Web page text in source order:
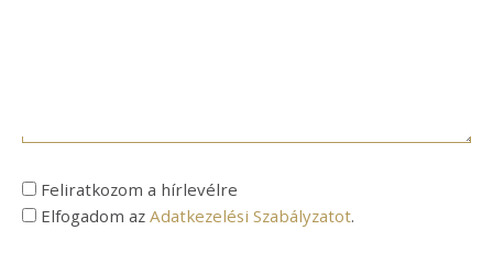
Feliratkozom a hírlevélre
Elfogadom az Adatkezelési Szabályzatot.